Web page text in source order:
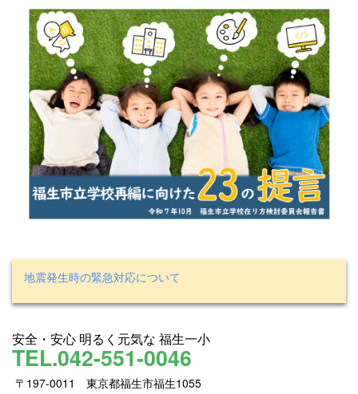
地震発生時の緊急対応について
安全・安心 明るく元気な 福生一小
TEL.042-551-0046
〒197-0011 東京都福生市福生1055